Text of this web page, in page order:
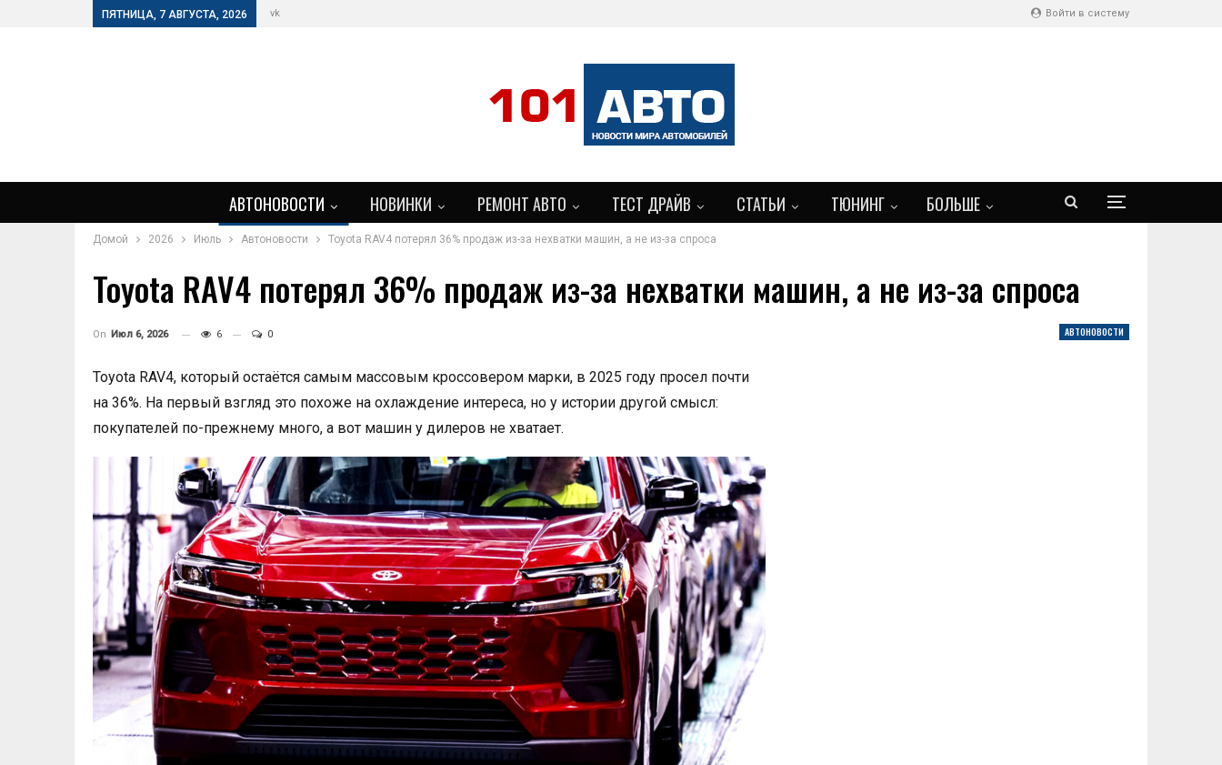
Войти в систему
ПЯТНИЦА, 7 АВГУСТА, 2026 vk
АВТОНОВОСТИ НОВИНКИ РЕМОНТ АВТО ТЕСТ ДРАЙВ СТАТЬИ ТЮНИНГ БОЛЬШЕ
Домой 2026 Июль Автоновости Toyota RAV4 потерял 36% продаж из-за нехватки машин, а не из-за спроса
Toyota RAV4 потерял 36% продаж из-за нехватки машин, а не из-за спроса
АВТОНОВОСТИ
On Июл 6, 2026 6 0
Toyota RAV4, который остаётся самым массовым кроссовером марки, в 2025 году просел почти
на 36%. На первый взгляд это похоже на охлаждение интереса, но у истории другой смысл:
покупателей по-прежнему много, а вот машин у дилеров не хватает.